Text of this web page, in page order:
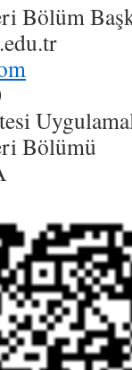
Bölüm
Bölümü